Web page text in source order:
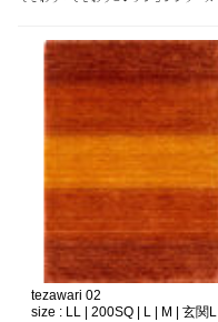
tezawari 02
size : LL | 200SQ | L | M | 玄関L |